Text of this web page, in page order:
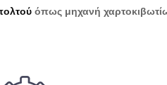
όπως μηχανή